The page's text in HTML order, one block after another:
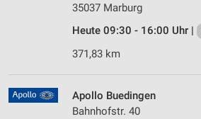
35037 Marburg
Heute 09:30 - 16:00 Uhr |
371,83 km
Apollo Buedingen
Bahnhofstr. 40